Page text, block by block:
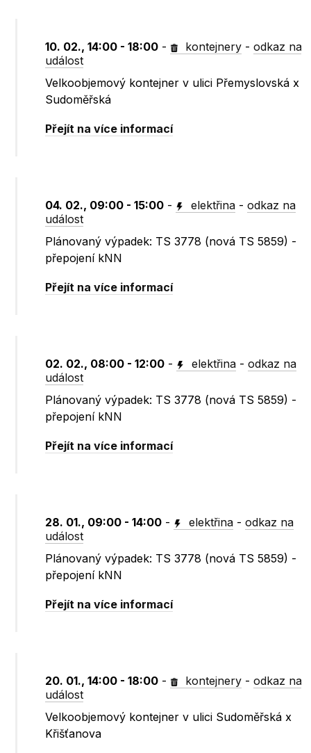
10. 02., 14:00 - 18:00 - kontejnery -odkaz na
událost
Velkoobjemový kontejner v ulici Přemyslovská x
Sudoměřská
Přejít na více informací
04. 02., 09:00 - 15:00 - elektřina -odkaz na
událost
Plánovaný výpadek: TS 3778 (nová TS 5859) -
přepojení kNN
Přejít na více informací
02. 02., 08:00 - 12:00 - elektřina -odkaz na
událost
Plánovaný výpadek: TS 3778 (nová TS 5859) -
přepojení kNN
Přejít na více informací
28. 01., 09:00 - 14:00 - elektřina -odkaz na
událost
Plánovaný výpadek: TS 3778 (nová TS 5859) -
přepojení kNN
Přejít na více informací
20. 01., 14:00 - 18:00 - kontejnery -odkaz na
událost
Velkoobjemový kontejner v ulici Sudoměřská x
Křišťanova